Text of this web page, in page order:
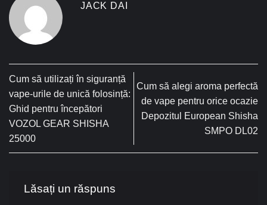
JACK DAI
Cum să utilizați în siguranță
vape-urile de unică folosință:
Ghid pentru începători
VOZOL GEAR SHISHA
25000
Cum să alegi aroma perfectă
de vape pentru orice ocazie
Depozitul European Shisha
SMPO DL02
Lăsați un răspuns